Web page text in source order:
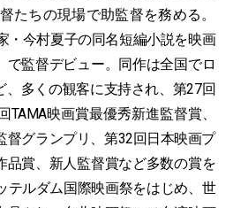
たちの現場で助監督を務める。
・今村夏子の同名短編小説を映画
で監督デビュー。同作は全国でロ
、多くの観客に支持され、第27回
TAMA映画賞最優秀新進監督賞、
督グランプリ、第32回日本映画プ
品賞、新人監督賞など多数の賞を
テルダム国際映画祭をはじめ、世